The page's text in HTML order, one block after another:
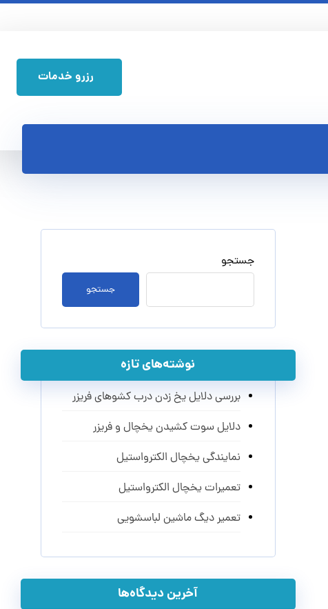
رزرو خدمات
جستجو
جستجو
نوشته‌های تازه
بررسی دلایل یخ زدن درب کشوهای فریزر
دلایل سوت کشیدن یخچال و فریزر
نمایندگی یخچال الکترواستیل
تعمیرات یخچال الکترواستیل
تعمیر دیگ ماشین لباسشویی
آخرین دیدگاه‌ها